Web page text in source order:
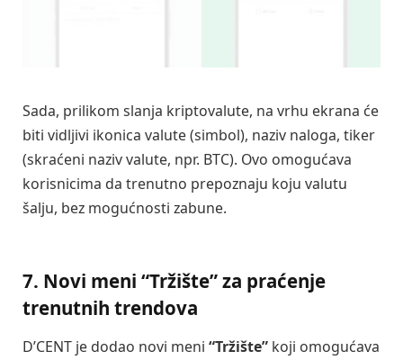
Sada, prilikom slanja kriptovalute, na vrhu ekrana će
biti vidljivi ikonica valute (simbol), naziv naloga, tiker
(skraćeni naziv valute, npr. BTC). Ovo omogućava
korisnicima da trenutno prepoznaju koju valutu
šalju, bez mogućnosti zabune.
7. Novi meni “Tržište”za praćenje
trenutnih trendova
D’CENT je dodao novi meni “Tržište” koji omogućava